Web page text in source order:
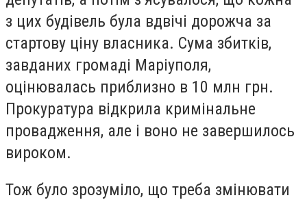
з цих будівель була вдвічі дорожча за
стартову ціну власника. Сума збитків,
завданих громаді Маріуполя,
оцінювалась приблизно в 10 млн грн.
Прокуратура відкрила кримінальне
провадження, але і воно не завершилось
вироком.
Тож було зрозуміло, що треба змінювати